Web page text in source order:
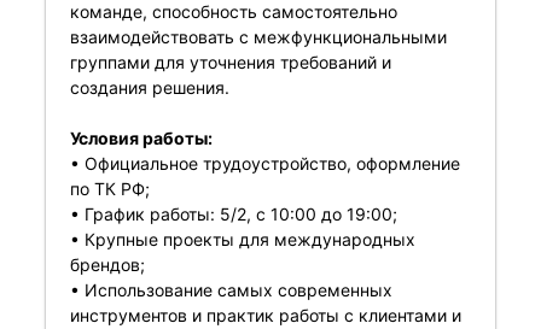
команде, способность самостоятельно
взаимодействовать с межфункциональными
группами для уточнения требований и
создания решения.
Условия работы:
• Официальное трудоустройство, оформление
по ТК РФ;
• График работы: 5/2, с 10:00 до 19:00;
• Крупные проекты для международных
брендов;
• Использование самых современных
инструментов и практик работы с клиентами и